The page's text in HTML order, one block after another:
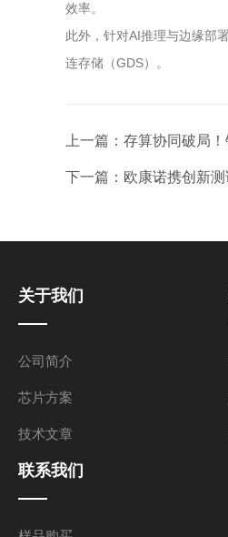
效率。
此外，针对AI推理与边缘部
连存储（GDS）。
上一篇： 存算协同破局
下一篇： 欧康诺携创新
关于我们
公司简介
芯片方案
技术文章
联系我们